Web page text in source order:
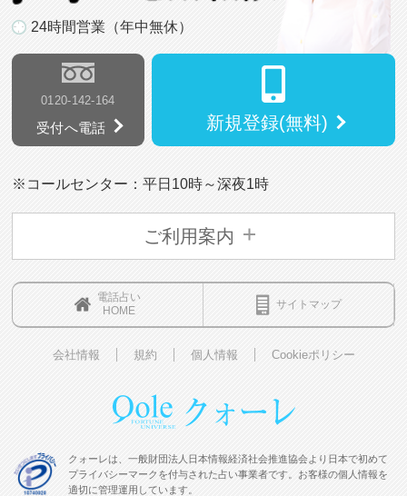
24時間営業（年中無休）
0120-142-164
受付へ電話 新規登録(無料)
※コールセンター：平日10時～深夜1時
ご利用案内
電話占い
HOME
サイトマップ
会社情報 規約 個人情報 Cookieポリシー
クォーレは、一般財団法人日本情報経済社会推進協会より日本で初めて
プライバシーマークを付与された占い事業者です。お客様の個人情報を
適切に管理運用しています。